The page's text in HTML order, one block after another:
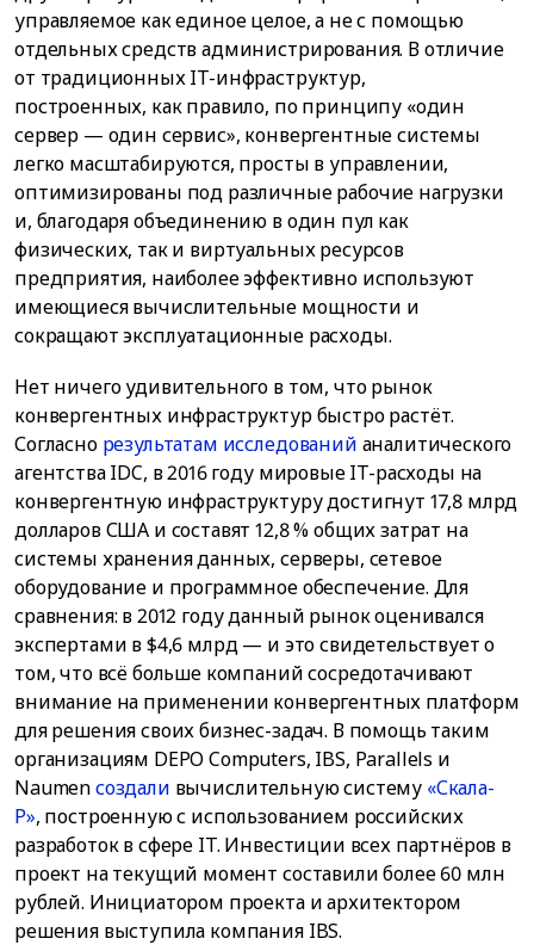
управляемое как единое целое, а не с помощью
отдельных средств администрирования. В отличие
от традиционных IT-инфраструктур,
построенных, как правило, по принципу «один
сервер — один сервис», конвергентные системы
легко масштабируются, просты в управлении,
оптимизированы под различные рабочие нагрузки
и, благодаря объединению в один пул как
физических, так и виртуальных ресурсов
предприятия, наиболее эффективно используют
имеющиеся вычислительные мощности и
сокращают эксплуатационные расходы.
Нет ничего удивительного в том, что рынок
конвергентных инфраструктур быстро растёт.
Согласно результатам исследований аналитического
агентства IDC, в 2016 году мировые IT-расходы на
конвергентную инфраструктуру достигнут 17,8 млрд
долларов США и составят 12,8 % общих затрат на
системы хранения данных, серверы, сетевое
оборудование и программное обеспечение. Для
сравнения: в 2012 году данный рынок оценивался
экспертами в $4,6 млрд — и это свидетельствует о
том, что всё больше компаний сосредотачивают
внимание на применении конвергентных платформ
для решения своих бизнес-задач. В помощь таким
организациям DEPO Computers, IBS, Parallels и
Naumenсоздали вычислительную систему «Скала-
Р», построенную с использованием российских
разработок в сфере IT. Инвестиции всех партнёров в
проект на текущий момент составили более 60 млн
рублей. Инициатором проекта и архитектором
решения выступила компания IBS.